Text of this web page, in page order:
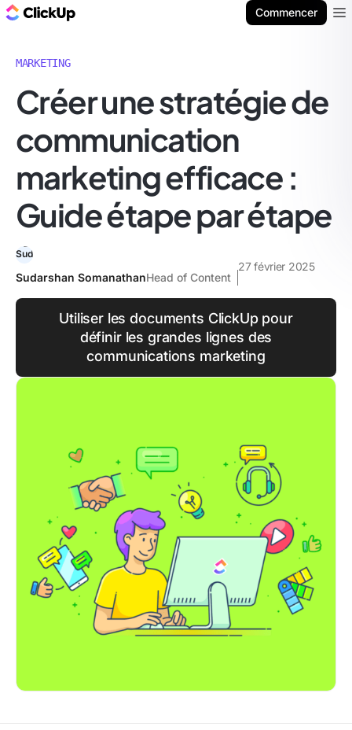
Commencer
MARKETING
Créer une stratégie de
communication
marketing efficace :
Guide étape par étape
Sudarshan SomanathanHead of Content
27 février 2025
Utiliser les documents ClickUp pour
définir les grandes lignes des
communications marketing